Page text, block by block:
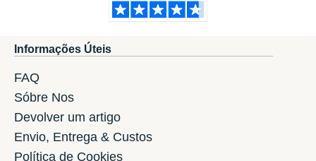
Informações Úteis
FAQ
Sóbre Nos
Devolver um artigo
Envio, Entrega & Custos
Política de Cookies